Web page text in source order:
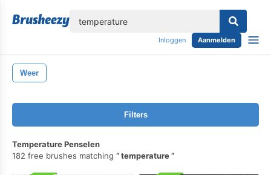
Inloggen Aanmelden
Weer
Filters
Temperature Penselen
182 free brushes matching
temperature